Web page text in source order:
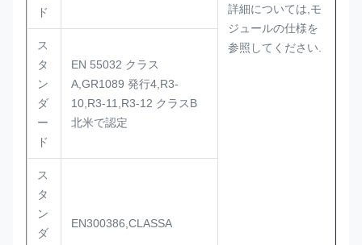
詳細については,モ
ジュールの仕様を
参照してください.
ド
ス
タ
ン
ダ
ー
ド
EN 55032 クラス
A,GR1089 発行4,R3-
10,R3-11,R3-12 クラスB
北米で認定
ス
タ
ン
ダ
EN300386,CLASSA